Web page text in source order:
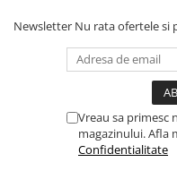
Newsletter Nu rata ofertele si
Vreau sa primesc
magazinului. Afla
Confidentialitate